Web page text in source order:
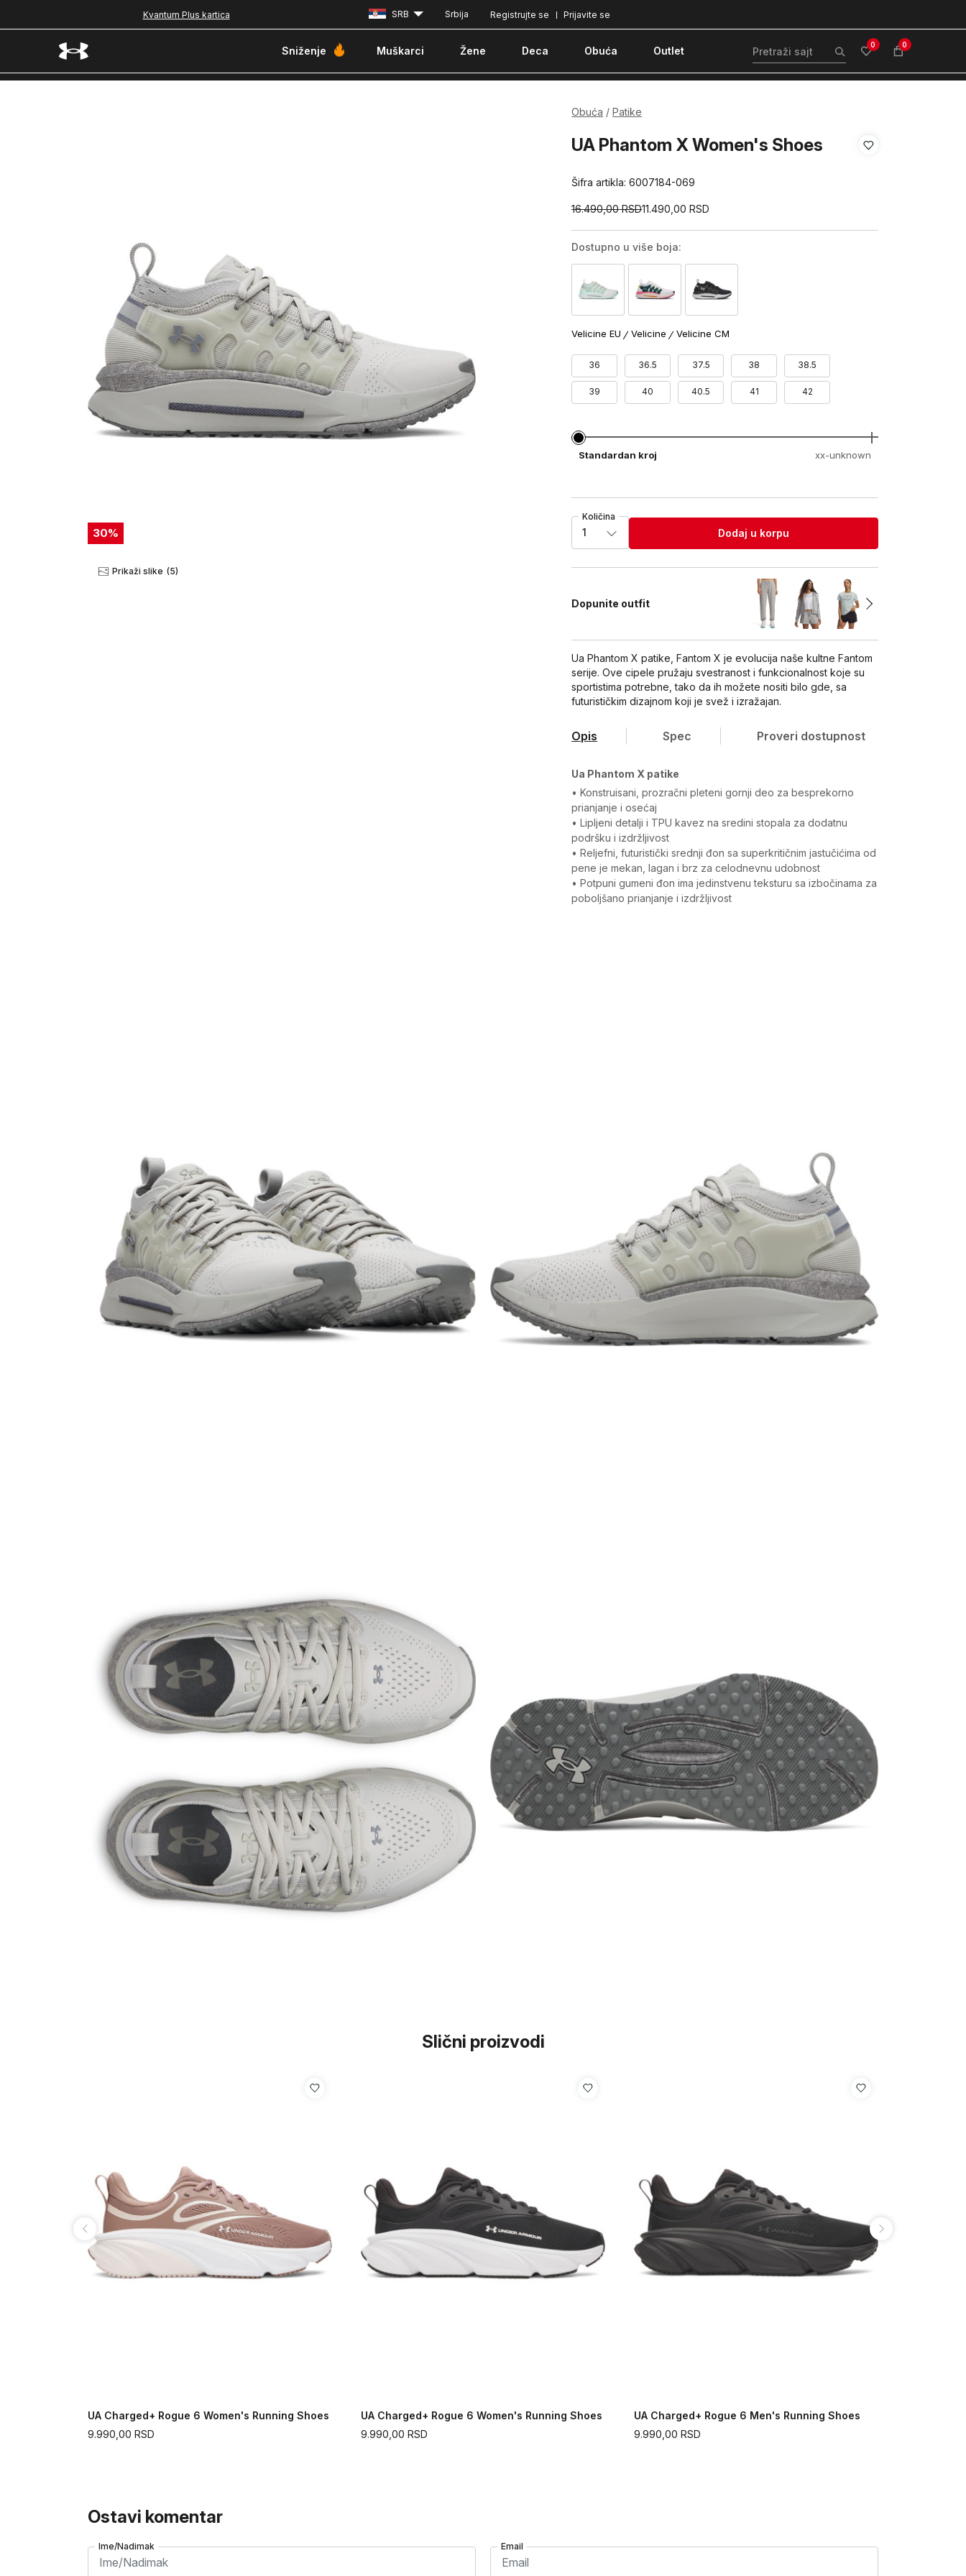
Kvantum Plus kartica Besplatna dostava za porudžbine iznad 6000 dinara Prijavite se
Registrujte se
SRB Srbija
Sniženje Muškarci Žene Deca Obuća Outlet 0 0
30%
Prikaži slike (5)
Obuća Patike
UA Phantom X Women's Shoes
Šifra artikla:6007184-069
16.490,00 RSD11.490,00RSD
Dostupno u više boja:
Velicine EU Velicine Velicine CM
36 36.5 37.5 38 38.5
39 40 40.5 41 42
Standardan kroj xx-unknown
Količina
1 Dodaj u korpu
Dopunite outfit
Ua Phantom X patike, Fantom X je evolucija naše kultne Fantom
serije. Ove cipele pružaju svestranost i funkcionalnost koje su
sportistima potrebne, tako da ih možete nositi bilo gde, sa
futurističkim dizajnom koji je svež i izražajan.
Opis Spec Proveri dostupnost
Ua Phantom X patike
• Konstruisani, prozračni pleteni gornji deo za besprekorno
prianjanje i osećaj
• Lipljeni detalji i TPU kavez na sredini stopala za dodatnu
podršku i izdržljivost
• Reljefni, futuristički srednji đon sa superkritičnim jastučićima od
pene je mekan, lagan i brz za celodnevnu udobnost
• Potpuni gumeni đon ima jedinstvenu teksturu sa izbočinama za
poboljšano prianjanje i izdržljivost
Slični proizvodi
UA Charged+ Rogue 6 Women's Running Shoes
9.990,00 RSD
UA Charged+ Rogue 6 Women's Running Shoes
9.990,00 RSD
UA Charged+ Rogue 6 Men's Running Shoes
9.990,00 RSD
Ostavi komentar
Ime/Nadimak Email